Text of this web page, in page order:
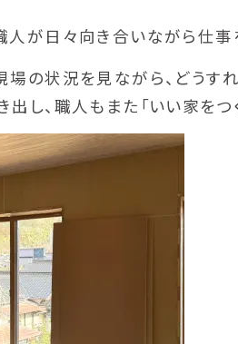
が日々向き合いながら仕事
の状況を見ながら、どうす
し、職人もまた「いい家をつ